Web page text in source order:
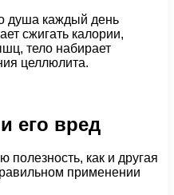
душа каждый день
сжигать калории,
тело набирает
целлюлита.
его вред
как и другая
применении